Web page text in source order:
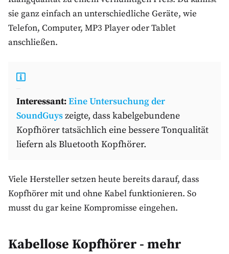
sie ganz einfach an unterschiedliche Geräte, wie
Telefon, Computer, MP3 Player oder Tablet
anschließen.
Interessant:Eine Untersuchung der
SoundGuyszeigte, dass kabelgebundene
Kopfhörer tatsächlich eine bessere Tonqualität
liefern als Bluetooth Kopfhörer.
Viele Hersteller setzen heute bereits darauf, dass
Kopfhörer mit und ohne Kabel funktionieren. So
musst du gar keine Kompromisse eingehen.
Kabellose Kopfhörer - mehr